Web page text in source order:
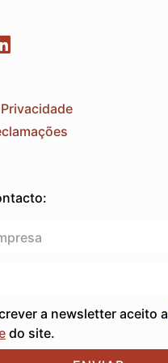
a newsletter aceito a
do site.